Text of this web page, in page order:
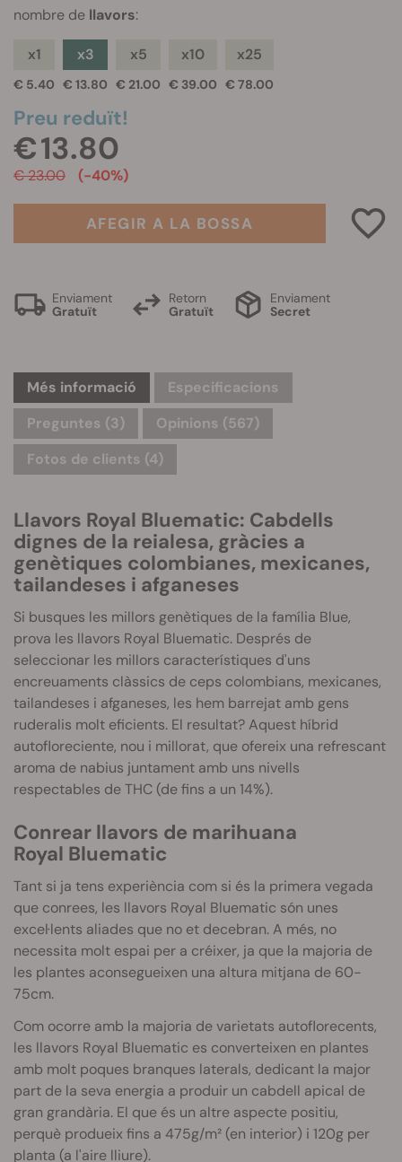
nombre de llavors:
x1
€ 5.40
x3
€ 13.80
x5
€ 21.00
x10
€ 39.00
x25
€ 78.00
Preu reduït!
€ 13.80
€ 23.00 (-40%)
AFEGIR A LA BOSSA
Enviament
Gratuït
Retorn
Gratuït
Enviament
Secret
Més informació
Especificacions
Preguntes (3)
Opinions (567)
Fotos de clients (4)
Llavors Royal Bluematic: Cabdells
dignes de la reialesa, gràcies a
genètiques colombianes, mexicanes,
tailandeses i afganeses
Si busques les millors genètiques de la família Blue,
prova les llavors Royal Bluematic. Després de
seleccionar les millors característiques d'uns
encreuaments clàssics de ceps colombians, mexicanes,
tailandeses i afganeses, les hem barrejat amb gens
ruderalis molt eficients. El resultat? Aquest híbrid
autofloreciente, nou i millorat, que ofereix una refrescant
aroma de nabius juntament amb uns nivells
respectables de THC (de fins a un 14%).
Conrear llavors de marihuana
Royal Bluematic
Tant si ja tens experiència com si és la primera vegada
que conrees, les llavors Royal Bluematic són unes
excel·lents aliades que no et decebran.A més, no
necessita molt espai per a créixer, ja que la majoria de
les plantes aconsegueixen una altura mitjana de 60-
75cm.
Com ocorre amb la majoria de varietats autoflorecents,
les llavors Royal Bluematic es converteixen en plantes
amb molt poques branques laterals, dedicant la major
part de la seva energia a produir un cabdell apical de
gran grandària. El que és un altre aspecte positiu,
perquè produeix fins a 475g/m² (en interior) i 120g per
planta (a l'aire lliure).